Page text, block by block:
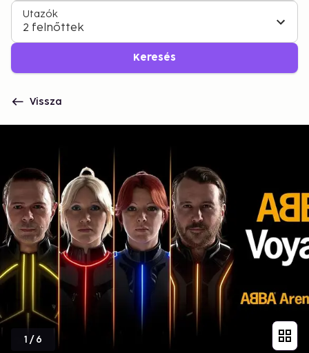
Utazók
2 felnőttek
Keresés
Vissza
1 /6